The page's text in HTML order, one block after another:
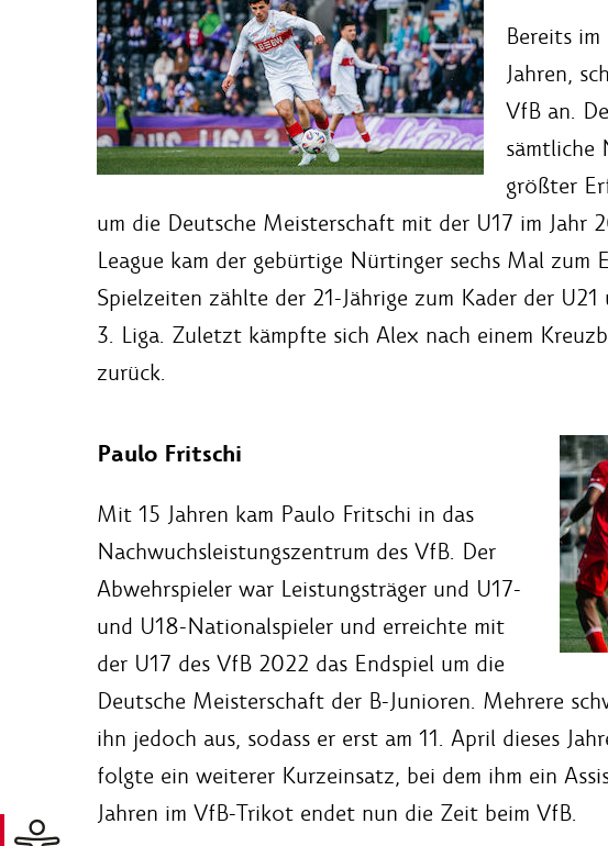
Bereits
Jahren,
VfB an.
sämtliche
größter
um die Deutsche Meisterschaft mit der U17 im Jahr
League kam der gebürtige Nürtinger sechs Mal zum
Spielzeiten zählte der 21-Jährige zum Kader der
3. Liga. Zuletzt kämpfte sich Alex nach einem
zurück.
Paulo Fritschi
Mit 15 Jahren kam Paulo Fritschi in das
Nachwuchsleistungszentrum des VfB. Der
Abwehrspieler war Leistungsträger und U17-
und U18-Nationalspieler und erreichte mit
der U17 des VfB 2022 das Endspiel um die
Deutsche Meisterschaft der B-Junioren. Mehrere
ihn jedoch aus, sodass er erst am 11. April dieses
folgte ein weiterer Kurzeinsatz, bei dem ihm ein
Jahren im VfB-Trikot endet nun die Zeit beim VfB.